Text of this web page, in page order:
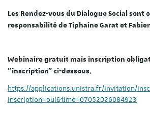
Les Rendez-vous du Dialogue Social sont
responsabilité de Tiphaine Garat et
Webinaire gratuit mais inscription
"inscription" ci-dessous.
https://applications.unistra.fr/invitation/
inscription=oui&time=07052026084923